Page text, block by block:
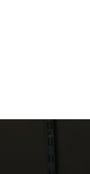
Bericht